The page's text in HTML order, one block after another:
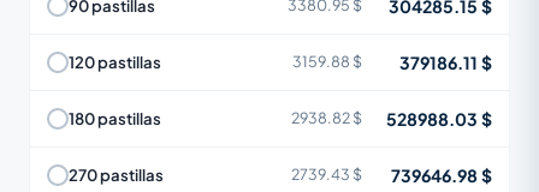
90 pastillas 3380.95 $ 304285.15 $
120 pastillas 3159.88 $ 379186.11 $
180 pastillas 2938.82 $ 528988.03 $
270 pastillas 2739.43 $ 739646.98 $